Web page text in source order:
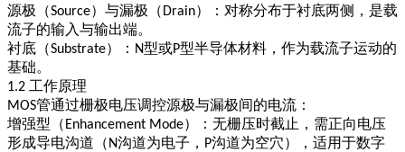
源极（Source）与漏极（ Drain）
：对称分布于衬底两侧，是载
流子的输入与输出端。
衬底（Substrate） ： N型或P型半导体材料，作为载流子运动的
基础。
1.2 工作原理
MOS管通过栅极电压调控源极与漏极间的电流：
增强型（ Enhancement Mode）
：无栅压时截止，需正向电压
形成导电沟道（ N沟道为电子， P沟道为空穴），适用于数字